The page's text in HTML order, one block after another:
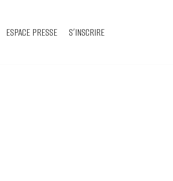
ESPACE PRESSE S’INSCRIRE